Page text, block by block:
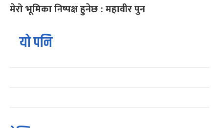
मेरो भूमिका निष्पक्ष हुनेछ : महावीर पुन
यो पनि